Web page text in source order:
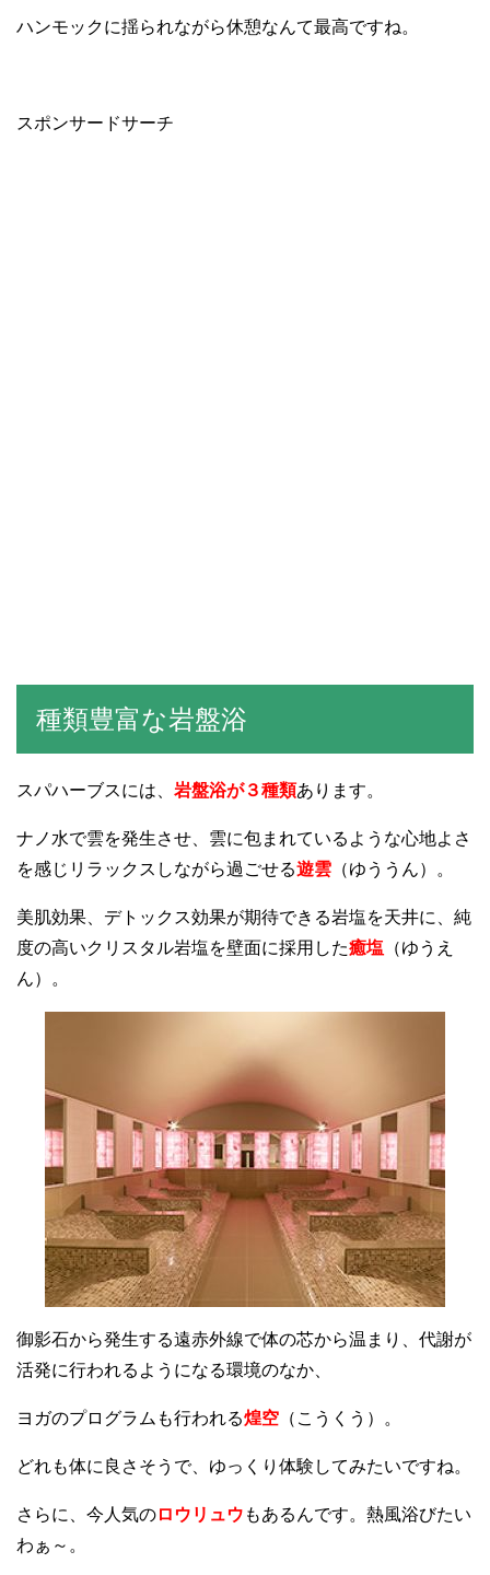
ハンモックに揺られながら休憩なんて最高ですね。
スポンサードサーチ
種類豊富な岩盤浴
スパハーブスには、 岩盤浴が３種類あります。
ナノ水で雲を発生させ、雲に包まれているような心地よさ
を感じリラックスしながら過ごせる遊雲 （ゆううん）。
美肌効果、デトックス効果が期待できる岩塩を天井に、純
度の高いクリスタル岩塩を壁面に採用した癒塩 （ゆうえ
ん）。
御影石から発生する遠赤外線で体の芯から温まり、代謝が
活発に行われるようになる環境のなか、
ヨガのプログラムも行われる煌空 （こうくう）。
どれも体に良さそうで、ゆっくり体験してみたいですね。
さらに、今人気のロウリュウ もあるんです。熱風浴びたい
わぁ～。